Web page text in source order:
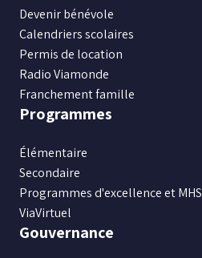
FacebookInstagram
X
Youtube
Devenir bénévole
Calendriers scolaires
Permis de location
Radio Viamonde
Franchement famille
Programmes
Élémentaire
Secondaire
Programmes d'excellence et MHS
ViaVirtuel
Gouvernance